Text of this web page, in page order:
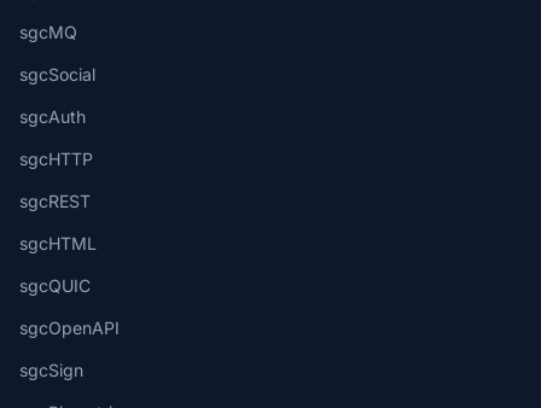
sgcMQ
sgcSocial
sgcAuth
sgcHTTP
sgcREST
sgcHTML
sgcQUIC
sgcOpenAPI
sgcSign